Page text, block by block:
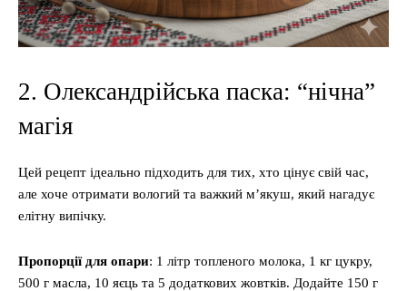
2. Олександрійська паска: “нічна”
магія
Цей рецепт ідеально підходить для тих, хто цінує свій час,
але хоче отримати вологий та важкий м’якуш, який нагадує
елітну випічку.
Пропорції для опари: 1 літр топленого молока, 1 кг цукру,
500 г масла, 10 яєць та 5 додаткових жовтків. Додайте 150 г